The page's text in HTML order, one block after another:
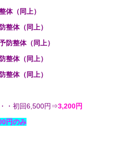
体（同上）
整体（同上）
防整体（同上）
整体（同上）
整体（同上）
・初回6,500円⇒3,200円
円のみ